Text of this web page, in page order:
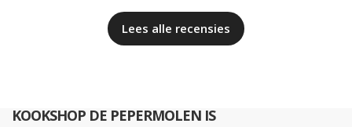
Lees alle recensies
KOOKSHOP DE PEPERMOLEN IS